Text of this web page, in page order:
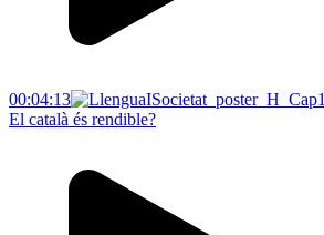
00:04:13
El català és rendible?